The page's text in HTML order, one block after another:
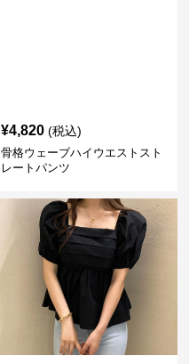
¥4,820 (税込)
骨格ウェーブハイウエストスト
レートパンツ